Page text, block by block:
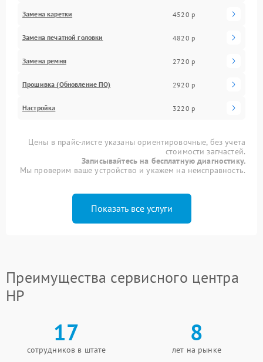
Замена каретки 4520 р
Замена печатной головки 4820 р
Замена ремня 2720 р
Прошивка (Обновление ПО) 2920 р
Настройка 3220 р
Цены в прайс-листе указаны ориентировочные, без учета
стоимости запчастей.
Записывайтесь на бесплатную диагностику.
Мы проверим ваше устройство и укажем на неисправность.
Показать все услуги
Преимущества сервисного центра
HP
17
сотрудников в штате
8
лет на рынке